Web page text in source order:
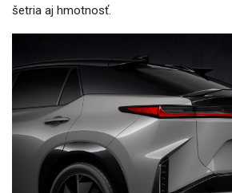
šetria aj hmotnosť.